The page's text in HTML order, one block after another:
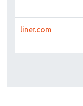
liner.com